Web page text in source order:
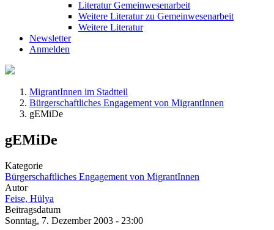
Literatur Gemeinwesenarbeit
Weitere Literatur zu Gemeinwesenarbeit
Weitere Literatur
Newsletter
Anmelden
MigrantInnen im Stadtteil
Bürgerschaftliches Engagement von MigrantInnen
gEMiDe
gEMiDe
Kategorie
Bürgerschaftliches Engagement von MigrantInnen
Autor
Feise, Hülya
Beitragsdatum
Sonntag, 7. Dezember 2003 - 23:00